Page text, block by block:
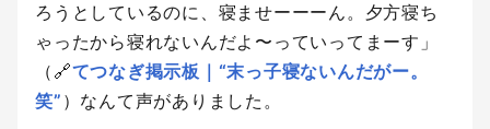
ろうとしているのに、寝ませーーーん。夕方寝ち
ゃったから寝れないんだよ〜っていってまーす」
（🔗てつなぎ掲示板｜“末っ子寝ないんだがー。
笑” ）なんて声がありました。